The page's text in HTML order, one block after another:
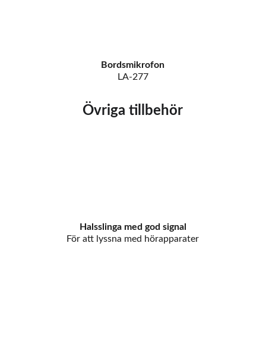
Bordsmikrofon
LA-277
Övriga tillbehör
Halsslinga med god signal
För att lyssna med hörapparater